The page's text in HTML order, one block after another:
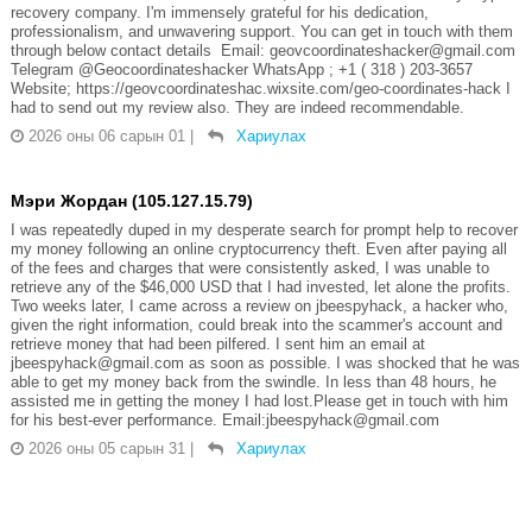
recovery company. I'm immensely grateful for his dedication,
professionalism, and unwavering support. You can get in touch with them
through below contact details Email: geovcoordinateshacker@gmail.com
Telegram @Geocoordinateshacker WhatsApp ; +1 ( 318 ) 203-3657
Website; https://geovcoordinateshac.wixsite.com/geo-coordinates-hack I
had to send out my review also. They are indeed recommendable.
2026 оны 06 сарын 01 | Хариулах
Мэри Жордан (105.127.15.79)
I was repeatedly duped in my desperate search for prompt help to recover
my money following an online cryptocurrency theft. Even after paying all
of the fees and charges that were consistently asked, I was unable to
retrieve any of the $46,000 USD that I had invested, let alone the profits.
Two weeks later, I came across a review on jbeespyhack, a hacker who,
given the right information, could break into the scammer's account and
retrieve money that had been pilfered. I sent him an email at
jbeespyhack@gmail.com as soon as possible. I was shocked that he was
able to get my money back from the swindle. In less than 48 hours, he
assisted me in getting the money I had lost.Please get in touch with him
for his best-ever performance. Email:jbeespyhack@gmail.com
2026 оны 05 сарын 31 | Хариулах